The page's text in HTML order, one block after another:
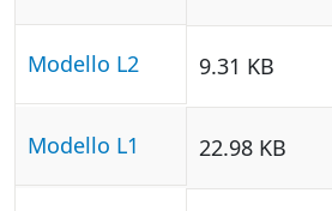
Modello L2 9.31 KB
Modello L1 22.98 KB